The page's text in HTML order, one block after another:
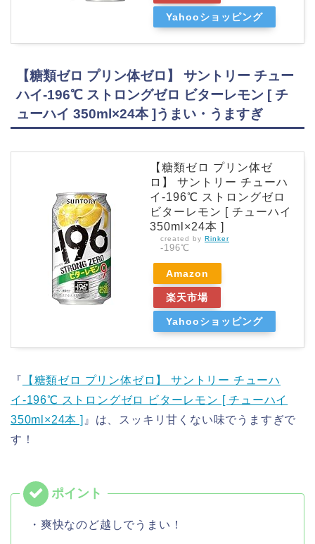
Yahooショッピング
【糖類ゼロ プリン体ゼロ】 サントリー チュー
ハイ-196℃ ストロングゼロ ビターレモン [ チ
ューハイ 350ml×24本 ]うまい・うますぎ
【糖類ゼロ プリン体ゼ
ロ】 サントリー チューハ
イ-196℃ ストロングゼロ
ビターレモン [ チューハイ
350ml×24本 ]
created by Rinker
-196℃
Amazon
楽天市場
Yahooショッピング
『
【糖類ゼロ プリン体ゼロ】 サントリー チューハ
イ-196℃ ストロングゼロ ビターレモン [ チューハイ
350ml×24本 ] 』は、スッキリ甘くない味でうますぎで
す！
・爽快なのど越しでうまい！